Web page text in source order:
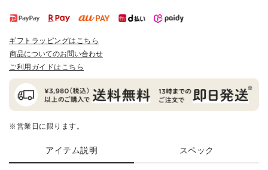
ギフトラッピングはこちら
商品についてのお問い合わせ
ご利用ガイドはこちら
※営業日に限ります。
アイテム説明 スペック